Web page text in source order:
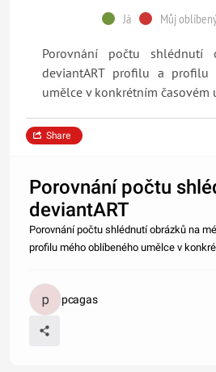
Já Můj
Porovnání počtu shlédnutí
deviantART profilu a profilu
umělce v konkrétním časovém
Share
Porovnání počtu
deviantART
Porovnání počtu shlédnutí obrázků na
profilu mého oblíbeného umělce v
pcagas